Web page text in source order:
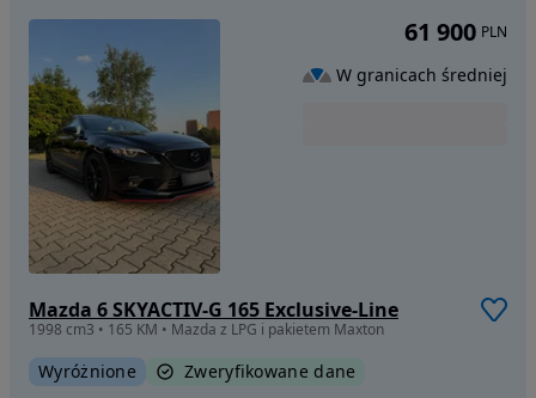
Mazda 6 SKYACTIV-G 165 Exclusive-Line
1998 cm3 • 165 KM • Mazda z LPG i pakietem Maxton
Wyróżnione Zweryfikowane dane
61 900 PLN
W granicach średniej